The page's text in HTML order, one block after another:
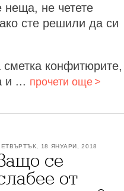
неща, не четете
сте решили да си
сметка конфитюрите,
и ... прочети още
18 ЯНУАРИ, 2018
се
от